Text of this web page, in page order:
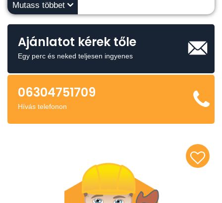
Mutass többet
Ajánlatot kérek tőle
Egy perc és neked teljesen ingyenes
06304751709
Hívás telefonon